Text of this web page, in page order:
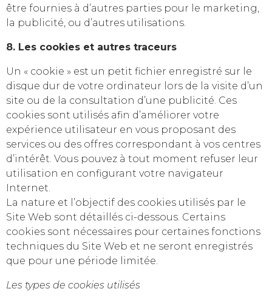
être fournies à d’autres parties pour le marketing,
la publicité, ou d’autres utilisations.
8. Les cookies et autres traceurs
Un « cookie » est un petit fichier enregistré sur le
disque dur de votre ordinateur lors de la visite d’un
site ou de la consultation d’une publicité. Ces
cookies sont utilisés afin d’améliorer votre
expérience utilisateur en vous proposant des
services ou des offres correspondant à vos centres
d’intérêt. Vous pouvez à tout moment refuser leur
utilisation en configurant votre navigateur
Internet.
La nature et l’objectif des cookies utilisés par le
Site Web sont détaillés ci-dessous. Certains
cookies sont nécessaires pour certaines fonctions
techniques du Site Web et ne seront enregistrés
que pour une période limitée.
Les types de cookies utilisés